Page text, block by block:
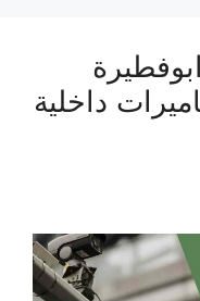
كاميرات داخلية